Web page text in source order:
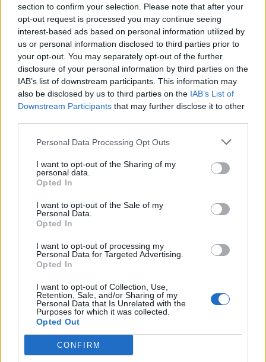
section to confirm your selection. Please note that after your
opt-out request is processed you may continue seeing
interest-based ads based on personal information utilized by
us or personal information disclosed to third parties prior to
your opt-out. You may separately opt-out of the further
disclosure of your personal information by third parties on the
IAB’s list of downstream participants. This information may
also be disclosed by us to third parties on the IAB’s List of
Downstream Participants that may further disclose it to other
Personal Data Processing Opt Outs
I want to opt-out of the Sharing of my
personal data.
Opted In
I want to opt-out of the Sale of my
Personal Data.
Opted In
I want to opt-out of processing my
Personal Data for Targeted Advertising.
Opted In
I want to opt-out of Collection, Use,
Retention, Sale, and/or Sharing of my
Personal Data that Is Unrelated with the
Purposes for which it was collected.
Opted Out
CONFIRM
Alpha Bank: Για πρώτη φορά το Αρχαίο Θέατρο Επιδαύρου άνοιξε τις
πύλες του σε όλους
ΠΕΡΙΣΣΌΤΕΡΑ ΣΕ ΑΥΤΉ ΤΗΝ ΚΑΤΗΓΟΡΊΑ
Ισραήλ: Κατηγορεί την
ειρηνευτική δύναμη του
ΟΗΕ ότι κατέρριψε drone
του στον Λίβανο
27/10/2025 - 13:39
φάση της ειρηνευτικής
διαδικασίας